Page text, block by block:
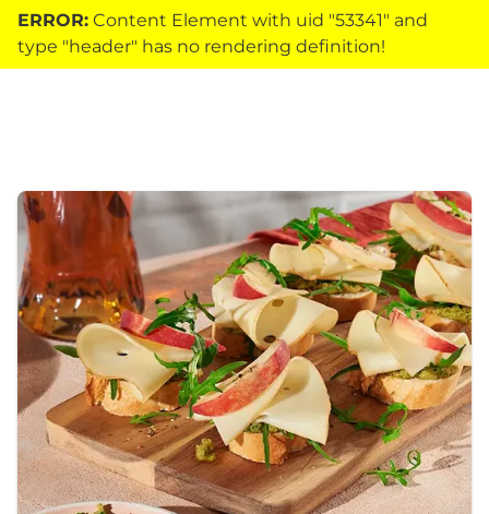
ERROR: Content Element with uid "53341" and
type "header" has no rendering definition!